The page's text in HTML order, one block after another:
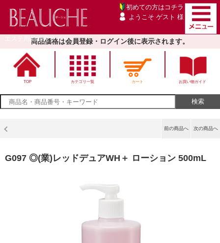
エステ用品卸売サイト
初めての方は コチラ
ようこそ ゲスト 様
商品価格は会員登録・ログイン後に表示されます。
TOP カテゴリ一覧 カート お買い物ガイド
次の商品へ
前の商品へ
G097 ◎(業)レッドデュアWH＋ ローション 500mL